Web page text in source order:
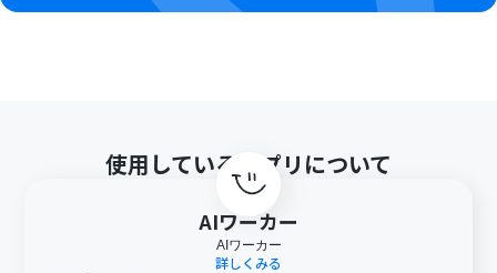
使用しているアプリについて
AIワーカー
AIワーカー
詳しくみる